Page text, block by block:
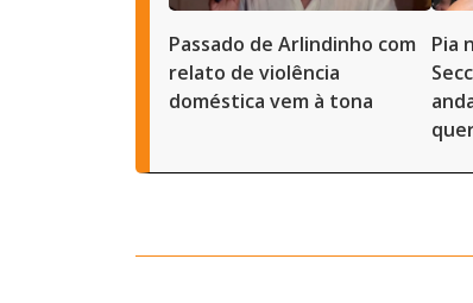
Passado de Arlindinho com
relato de violência
doméstica vem à tona
Pia